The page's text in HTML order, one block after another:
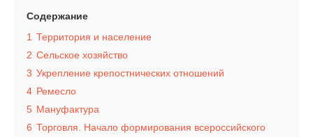
Содержание
1 Территория и население
2 Сельское хозяйство
3 Укрепление крепостнических отношений
4 Ремесло
5 Мануфактура
6 Торговля. Начало формирования всероссийского